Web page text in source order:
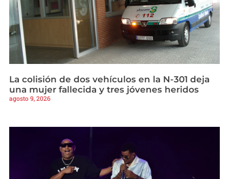
La colisión de dos vehículos en la N-301 deja
una mujer fallecida y tres jóvenes heridos
agosto 9, 2026